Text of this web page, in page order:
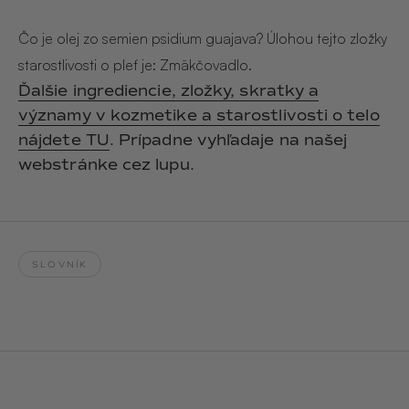
Čo je olej zo semien psidium guajava? Úlohou tejto zložky
starostlivosti o pleť je: Zmäkčovadlo.
Ďalšie ingrediencie, zložky, skratky a
významy v kozmetike a starostlivosti o telo
nájdete TU. Prípadne vyhľadaje na našej
webstránke cez lupu.
SLOVNÍK
€29,90 €24,90
MUCUMU
Candle
ROUGE
€24,90
MUCUMU
Essentials set
L´AMOUR
€38,90
€24,90
Hand Cream Serum
Nail Oil
Candles
Sety
SOLEILLE